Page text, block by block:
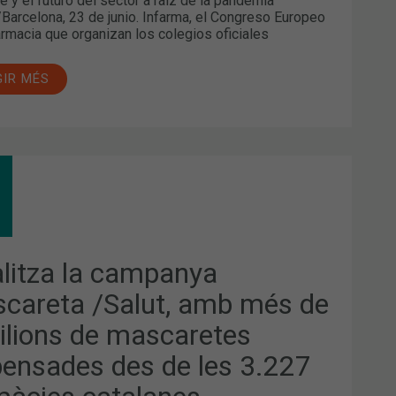
23 de junio. Infarma, el Congreso Europeo
que organizan los colegios oficiales
MÉS
la campanya
/Salut, amb més de
de mascaretes
des de les 3.227